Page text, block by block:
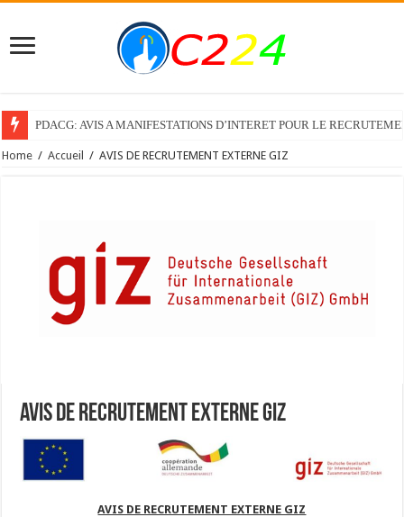
PDACG: AVIS A MANIFESTATIONS D’INTERET POUR LE
Home / Accueil / AVIS DE RECRUTEMENT EXTERNE GIZ
AVIS DE RECRUTEMENT EXTERNE GIZ
AVIS DE RECRUTEMENT EXTERNE GIZ